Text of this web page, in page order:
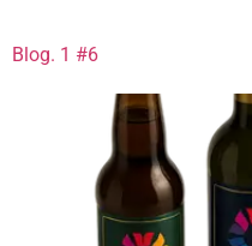
Blog. 1 #6